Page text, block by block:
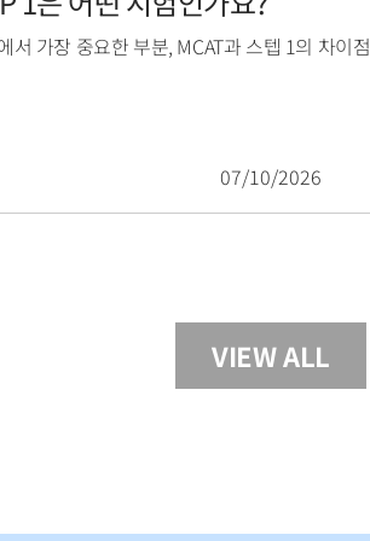
서 가장 중요한 부분, MCAT과 스텝 1의 차이점
07/10/2026
VIEW ALL